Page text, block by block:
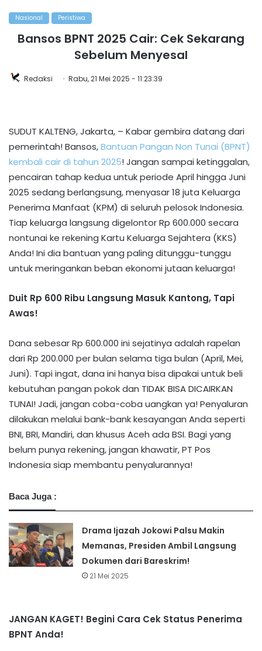
Nasional Peristiwa
Bansos BPNT 2025 Cair: Cek Sekarang
Sebelum Menyesal
Redaksi Rabu, 21 Mei 2025 - 11:23:39
SUDUT KALTENG, Jakarta, – Kabar gembira datang dari
pemerintah! Bansos,Bantuan Pangan Non Tunai (BPNT)
kembali cair di tahun 2025! Jangan sampai ketinggalan,
pencairan tahap kedua untuk periode April hingga Juni
2025 sedang berlangsung, menyasar 18 juta Keluarga
Penerima Manfaat (KPM) di seluruh pelosok Indonesia.
Tiap keluarga langsung digelontor Rp 600.000 secara
nontunai ke rekening Kartu Keluarga Sejahtera (KKS)
Anda! Ini dia bantuan yang paling ditunggu-tunggu
untuk meringankan beban ekonomi jutaan keluarga!
Duit Rp 600 Ribu Langsung Masuk Kantong, Tapi
Awas!
Dana sebesar Rp 600.000 ini sejatinya adalah rapelan
dari Rp 200.000 per bulan selama tiga bulan (April, Mei,
Juni). Tapi ingat, dana ini hanya bisa dipakai untuk beli
kebutuhan pangan pokok dan TIDAK BISA DICAIRKAN
TUNAI! Jadi, jangan coba-coba uangkan ya! Penyaluran
dilakukan melalui bank-bank kesayangan Anda seperti
BNI, BRI, Mandiri, dan khusus Aceh ada BSI. Bagi yang
belum punya rekening, jangan khawatir, PT Pos
Indonesia siap membantu penyalurannya!
Baca Juga :
Drama Ijazah Jokowi Palsu Makin
Memanas, Presiden Ambil Langsung
Dokumen dari Bareskrim!
21 Mei 2025
JANGAN KAGET! Begini Cara Cek Status Penerima
BPNT Anda!